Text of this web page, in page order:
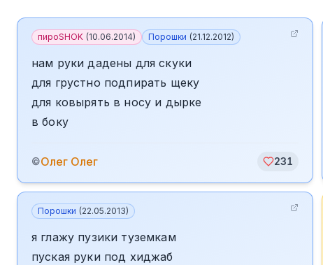
пироSHOK (10.06.2014) Порошки (21.12.2012)
нам руки дадены для скуки
для грустно подпирать щеку
для ковырять в носу и дырке
в боку
©Олег Олег 231
Порошки (22.05.2013)
я глажу пузики туземкам
пуская руки под хиджаб